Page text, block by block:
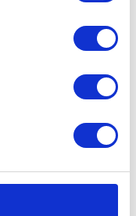
più acquae alla